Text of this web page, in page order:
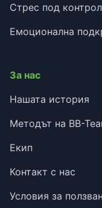
Стрес под контрол
Емоционална
За нас
Нашата история
Методът на BB-
Екип
Контакт с нас
Условия за